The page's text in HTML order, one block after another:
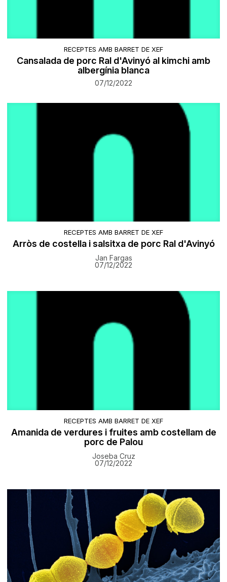
RECEPTES AMB BARRET DE XEF
Cansalada de porc Ral d'Avinyó al kimchi amb
albergínia blanca
07/12/2022
RECEPTES AMB BARRET DE XEF
Arròs de costella i salsitxa de porc Ral d'Avinyó
Jan Fargas
07/12/2022
RECEPTES AMB BARRET DE XEF
Amanida de verdures i fruites amb costellam de
porc de Palou
Joseba Cruz
07/12/2022